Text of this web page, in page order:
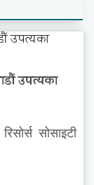
उपत्यका
सोसाइटी